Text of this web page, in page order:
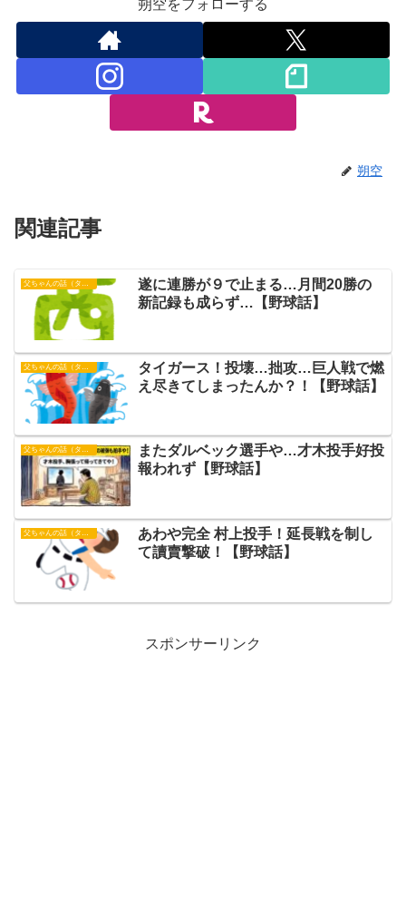
朔空をフォローする
朔空
関連記事
父ちゃんの話（タイガース）
遂に連勝が９で止まる…月間20勝の
新記録も成らず…【野球話】
タイガース！投壊…拙攻…巨人戦で燃
え尽きてしまったんか？！【野球話】
父ちゃんの話（タイガース）
またダルベック選手や…才木投手好投
報われず【野球話】
父ちゃんの話（タイガース）
あわや完全 村上投手！延長戦を制し
て讀賣撃破！【野球話】
スポンサーリンク